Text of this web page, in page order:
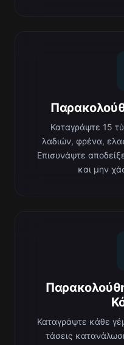
Καταγράψτε 15
λαδιών, φρένα,
Επισυνάψτε
και μην
Καταγράψτε κάθε
τάσεις